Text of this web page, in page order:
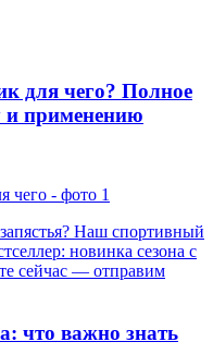
для чего? Полное
и применению
Наш спортивный
новинка сезона с
сейчас — отправим
что важно знать